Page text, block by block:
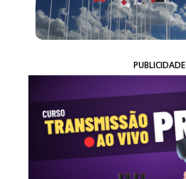
PUBLICIDADE